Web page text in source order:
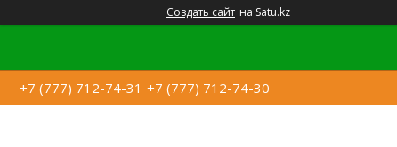
Создать сайт на Satu.kz
+7 (777) 712-74-31 +7 (777) 712-74-30